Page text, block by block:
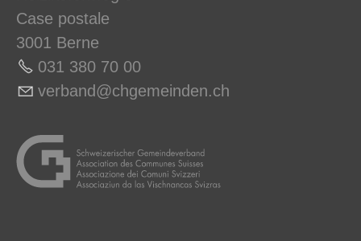
Case postale
3001 Berne
031 380 70 00
v rb nd chg m nd n ch